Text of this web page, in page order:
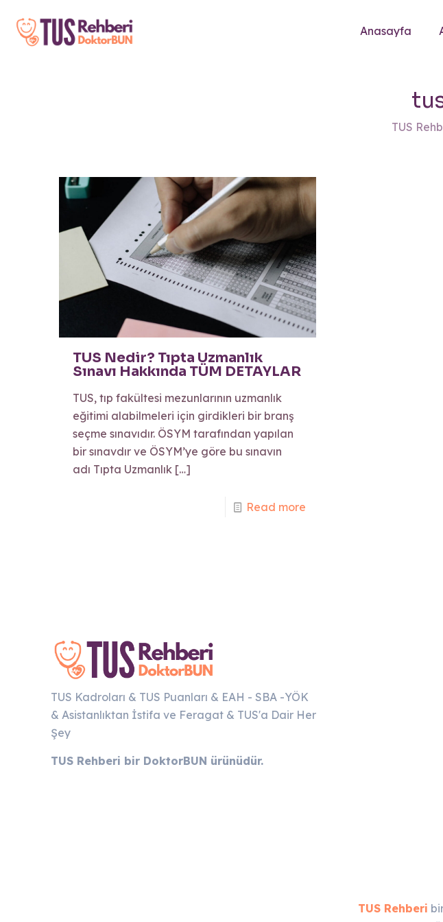
Anasayfa
TUS
TUS Nedir? Tıpta Uzmanlık
Sınavı Hakkında TÜM DETAYLAR
TUS, tıp fakültesi mezunlarının uzmanlık
eğitimi alabilmeleri için girdikleri bir branş
seçme sınavıdır. ÖSYM tarafından yapılan
bir sınavdır ve ÖSYM’ye göre bu sınavın
adı Tıpta Uzmanlık[…]
Read more
TUS Kadroları & TUS Puanları & EAH - SBA -YÖK
& Asistanlıktan İstifa ve Feragat & TUS'a Dair Her
Şey
TUS Rehberi bir DoktorBUN ürünüdür.
TUS Rehberi